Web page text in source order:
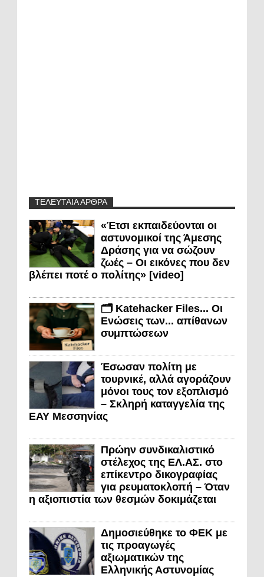
ΤΕΛΕΥΤΑΙΑ ΑΡΘΡΑ
«Έτσι εκπαιδεύονται οι
αστυνομικοί της Άμεσης
Δράσης για να σώζουν
ζωές – Οι εικόνες που δεν
βλέπει ποτέ ο πολίτης» [video]
🗂️ Katehacker Files... Οι
Ενώσεις των... απίθανων
συμπτώσεων
Έσωσαν πολίτη με
τουρνικέ, αλλά αγοράζουν
μόνοι τους τον εξοπλισμό
– Σκληρή καταγγελία της
ΕΑΥ Μεσσηνίας
Πρώην συνδικαλιστικό
στέλεχος της ΕΛ.ΑΣ. στο
επίκεντρο δικογραφίας
για ρευματοκλοπή – Όταν
η αξιοπιστία των θεσμών δοκιμάζεται
Δημοσιεύθηκε το ΦΕΚ με
τις προαγωγές
αξιωματικών της
Ελληνικής Αστυνομίας